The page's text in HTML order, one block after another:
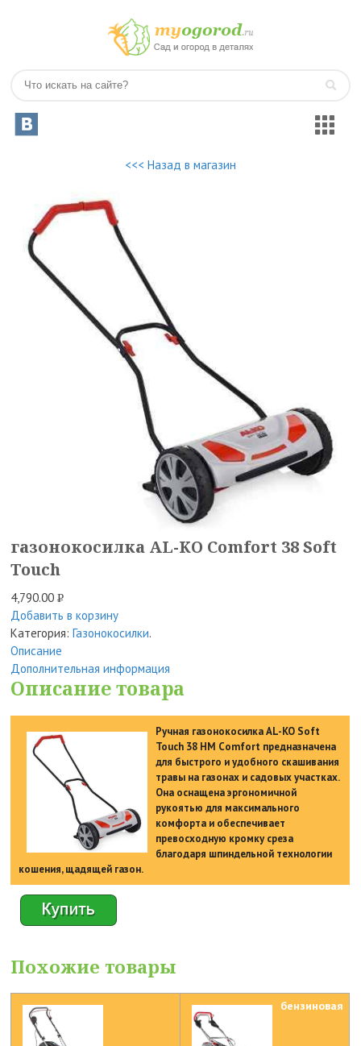
<<< Назад в магазин
газонокосилка AL-KO Comfort 38 Soft
Touch
4,790.00Р
УБ.
Добавить в корзину
Категория:Газонокосилки.
Описание
Дополнительная информация
Описание товара
Ручная газонокосилка AL-KO Soft
Touch 38 HM Comfort предназначена
для быстрого и удобного скашивания
травы на газонах и садовых участках.
Она оснащена эргономичной
рукоятью для максимального
комфорта и обеспечивает
превосходную кромку среза
благодаря шпиндельной технологии
кошения, щадящей газон.
Похожие товары
бензиновая